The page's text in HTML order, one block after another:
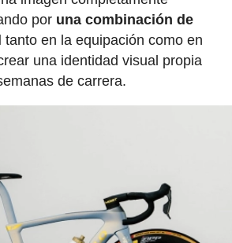
por una combinación de
tanto en la equipación como en
una identidad visual propia
de carrera.